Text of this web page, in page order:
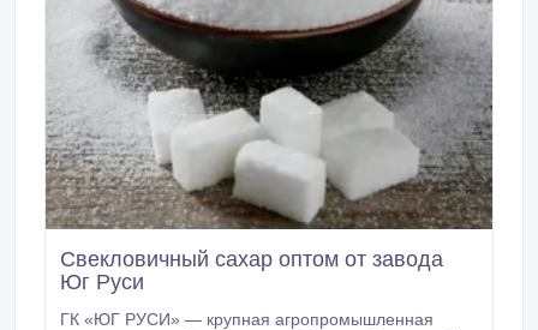
Свекловичный сахар оптом от завода
Юг Руси
ГК «ЮГ РУСИ» — крупная агропромышленная